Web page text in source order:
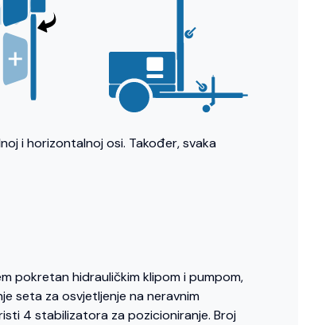
i horizontalnoj osi. Također, svaka
pokretan hidrauličkim klipom i pumpom,
seta za osvjetljenje na neravnim
4 stabilizatora za pozicioniranje. Broj